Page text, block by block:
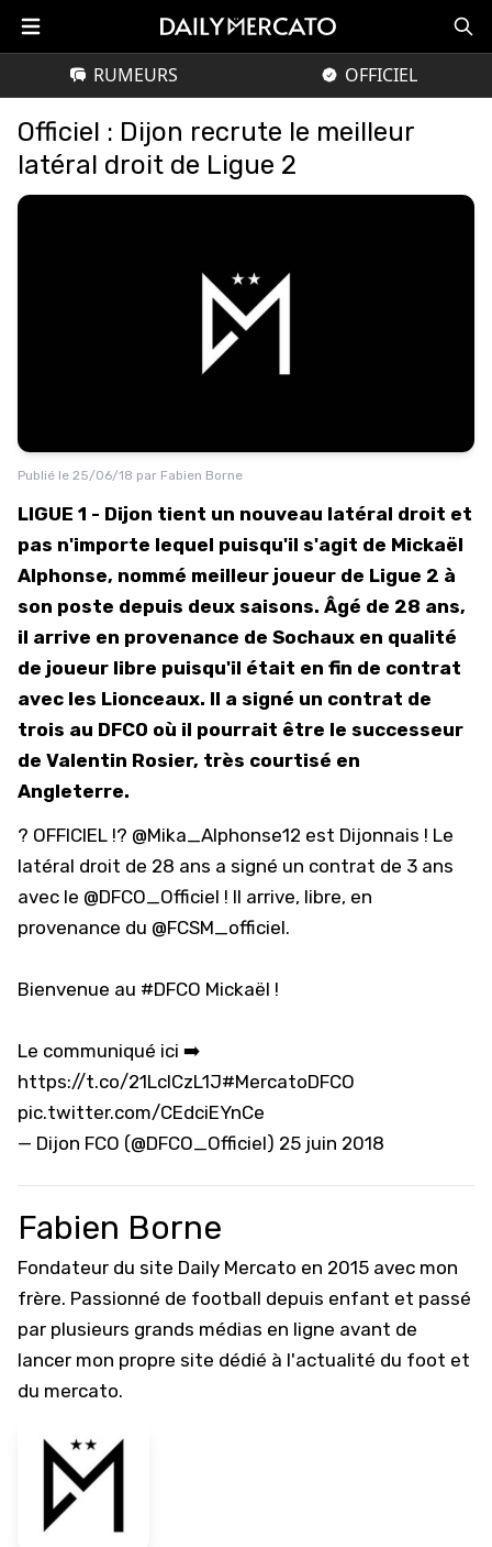
RUMEURS OFFICIEL
Officiel : Dijon recrute le meilleur
latéral droit de Ligue 2
Publié le 25/06/18 par Fabien Borne
LIGUE 1 - Dijon tient un nouveau latéral droit et
pas n'importe lequel puisqu'il s'agit de Mickaël
Alphonse, nommé meilleur joueur de Ligue 2 à
son poste depuis deux saisons. Âgé de 28 ans,
il arrive en provenance de Sochaux en qualité
de joueur libre puisqu'il était en fin de contrat
avec les Lionceaux. Il a signé un contrat de
trois au DFCO où il pourrait être le successeur
de Valentin Rosier, très courtisé en
Angleterre.
? OFFICIEL !? @Mika_Alphonse12 est Dijonnais ! Le
latéral droit de 28 ans a signé un contrat de 3 ans
avec le @DFCO_Officiel ! Il arrive, libre, en
provenance du @FCSM_officiel.
Bienvenue au #DFCO Mickaël !
Le communiqué ici ➡️
https://t.co/21LcICzL1J#MercatoDFCO
pic.twitter.com/CEdciEYnCe
— Dijon FCO (@DFCO_Officiel) 25 juin 2018
Fabien Borne
Fondateur du site Daily Mercato en 2015 avec mon
frère. Passionné de football depuis enfant et passé
par plusieurs grands médias en ligne avant de
lancer mon propre site dédié à l'actualité du foot et
du mercato.